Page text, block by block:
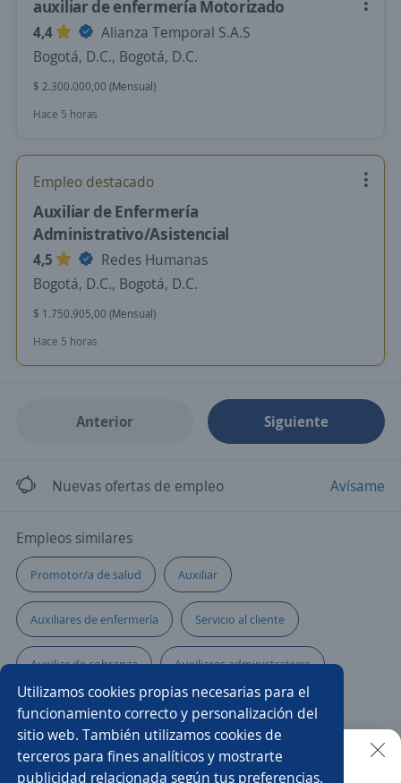
Utilizamos cookies propias necesarias para el
funcionamiento correcto y personalización del
sitio web. También utilizamos cookies de
terceros para fines analíticos y mostrarte
publicidad relacionada según tus preferencias.
auxiliar de enfermería Motorizado
4,4
Alianza Temporal S.A.S
Bogotá, D.C., Bogotá, D.C.
$ 2.300.000,00 (Mensual)
Hace 5 horas
Empleo destacado
Auxiliar de Enfermería
Administrativo/Asistencial
4,5
Redes Humanas
Bogotá, D.C., Bogotá, D.C.
$ 1.750.905,00 (Mensual)
Hace 5 horas
Anterior Siguiente
Nuevas ofertas de empleo Avísame
Empleos similares
Promotor/a de salud Auxiliar
Auxiliares de enfermería Servicio al cliente
Auxiliar de cobranza Auxiliares administrativos
Auxiliar de almacén Médico/a auxiliar
Conductor/a de ambulancia Asistente/a dental